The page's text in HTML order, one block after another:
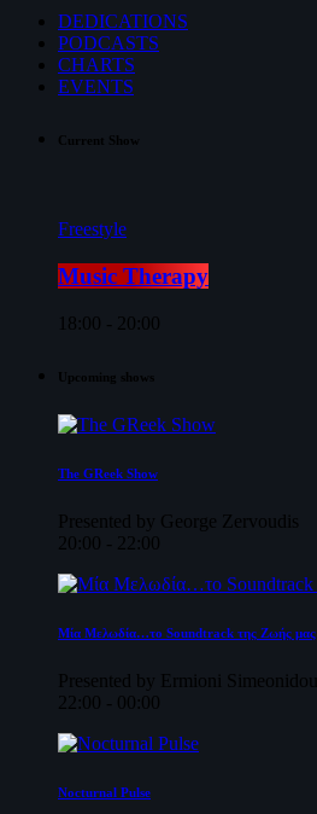
DEDICATIONS
PODCASTS
CHARTS
EVENTS
Current Show
Freestyle
Music Therapy
18:00 - 20:00
Upcoming shows
The GReek Show
Presented by George Zervoudis
20:00 - 22:00
Μία Μελωδία…το Soundtrack της Ζωής μας
Presented by Ermioni Simeonidou
22:00 - 00:00
Nocturnal Pulse